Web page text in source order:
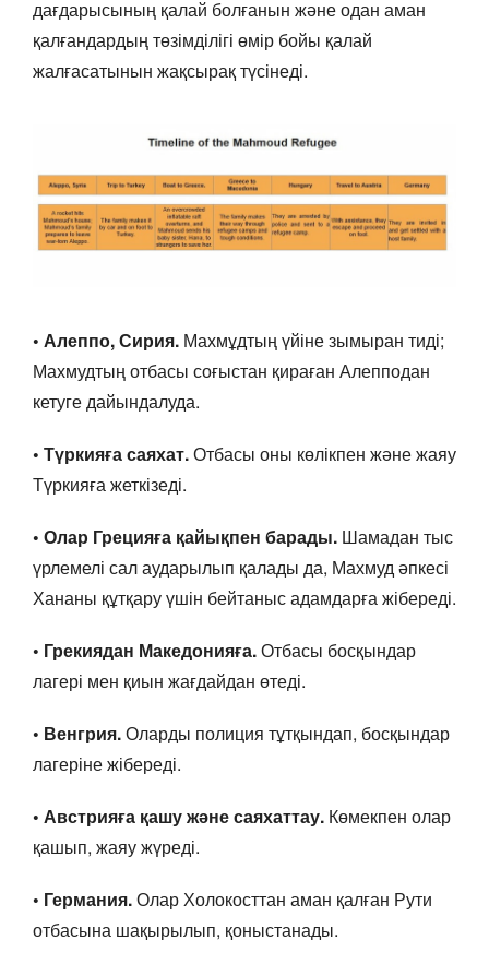
дағдарысының қалай болғанын және одан аман
қалғандардың төзімділігі өмір бойы қалай
жалғасатынын жақсырақ түсінеді.
• Алеппо, Сирия. Махмұдтың үйіне зымыран тиді;
Махмудтың отбасы соғыстан қираған Алепподан
кетуге дайындалуда.
• Түркияға саяхат.Отбасы оны көлікпен және жаяу
Түркияға жеткізеді.
• Олар Грецияға қайықпен барады. Шамадан тыс
үрлемелі сал аударылып қалады да, Махмуд әпкесі
Хананы құтқару үшін бейтаныс адамдарға жібереді.
• Грекиядан Македонияға.Отбасы босқындар
лагері мен қиын жағдайдан өтеді.
• Венгрия.Оларды полиция тұтқындап, босқындар
лагеріне жібереді.
• Австрияға қашу және саяхаттау. Көмекпен олар
қашып, жаяу жүреді.
• Германия.Олар Холокосттан аман қалған Рути
отбасына шақырылып, қоныстанады.